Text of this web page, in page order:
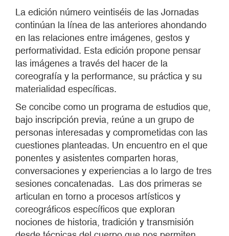
La edición número veintiséis de las Jornadas
continúan la línea de las anteriores ahondando
en las relaciones entre imágenes, gestos y
performatividad. Esta edición propone pensar
las imágenes a través del hacer de la
coreografía y la performance, su práctica y su
materialidad específicas.
Se concibe como un programa de estudios que,
bajo inscripción previa, reúne a un grupo de
personas interesadas y comprometidas con las
cuestiones planteadas. Un encuentro en el que
ponentes y asistentes comparten horas,
conversaciones y experiencias a lo largo de tres
sesiones concatenadas. Las dos primeras se
articulan en torno a procesos artísticos y
coreográficos específicos que exploran
nociones de historia, tradición y transmisión